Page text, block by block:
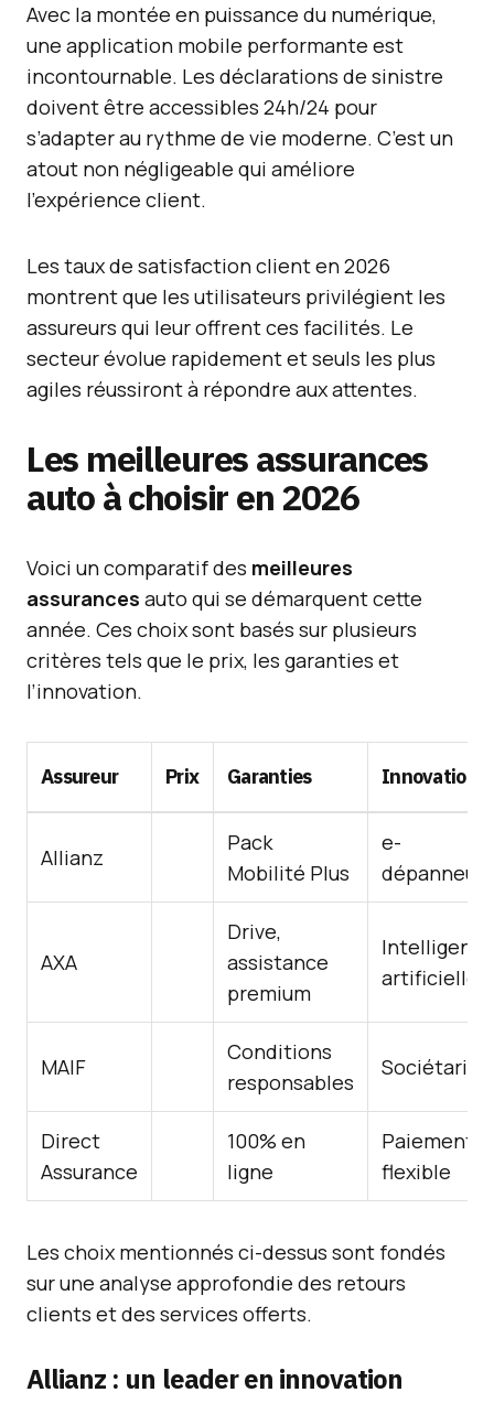
Avec la montée en puissance du numérique,
une application mobile performante est
incontournable. Les déclarations de sinistre
doivent être accessibles 24h/24 pour
s’adapter au rythme de vie moderne. C’est un
atout non négligeable qui améliore
l’expérience client.
Les taux de satisfaction client en 2026
montrent que les utilisateurs privilégient les
assureurs qui leur offrent ces facilités. Le
secteur évolue rapidement et seuls les plus
agiles réussiront à répondre aux attentes.
Les meilleures assurances
auto à choisir en 2026
Voici un comparatif des meilleures
assurances auto qui se démarquent cette
année. Ces choix sont basés sur plusieurs
critères tels que le prix, les garanties et
l’innovation.
Assureur Prix Garanties Innovation
Allianz
Pack
Mobilité Plus
e-
AXA
Drive,
assistance
premium
Intelligence
artificielle
MAIF
Conditions
responsables
Sociétariat
Direct
Assurance
100% en
ligne
Paiement
flexible
Les choix mentionnés ci-dessus sont fondés
sur une analyse approfondie des retours
clients et des services offerts.
Allianz : un leader en innovation